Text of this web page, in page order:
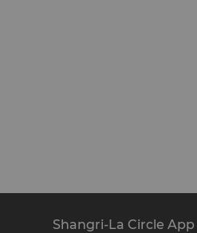
Shangri-La Circle App